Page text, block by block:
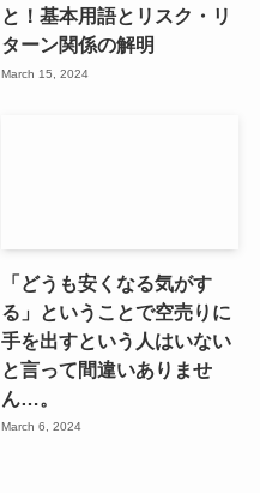
と！基本用語とリスク・リ
ターン関係の解明
March 15, 2024
「どうも安くなる気がす
る」ということで空売りに
手を出すという人はいない
と言って間違いありませ
ん…。
March 6, 2024